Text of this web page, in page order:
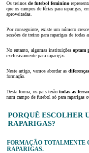
Os treinos de futebol feminino
que os campos de férias para raparigas,
aproveitadas.
Por conseguinte, existe um número
sessões de treino para raparigas de todas
No entanto, algumas instituições optam
exclusivamente para raparigas.
Neste artigo, vamos abordar as diferenças
formação.
Desta forma, os pais terão todas as
num campo de futebol só para raparigas
PORQUÊ ESCOLHER
RAPARIGAS?
FORMAÇÃO TOTALMENTE
RAPARIGAS.